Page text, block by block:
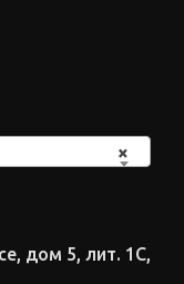
×
дом 5, лит. 1С,